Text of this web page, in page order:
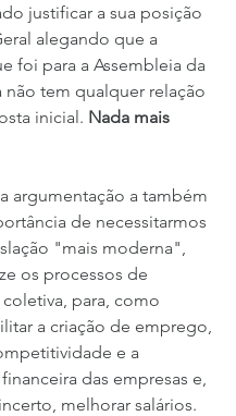
justificar a sua posição
alegando que a
foi para a Assembleia da
não tem qualquer relação
inicial. Nada mais
argumentação a também
de necessitarmos
"mais moderna",
os processos de
para, como
a criação de emprego,
e a
das empresas e,
melhorar salários.